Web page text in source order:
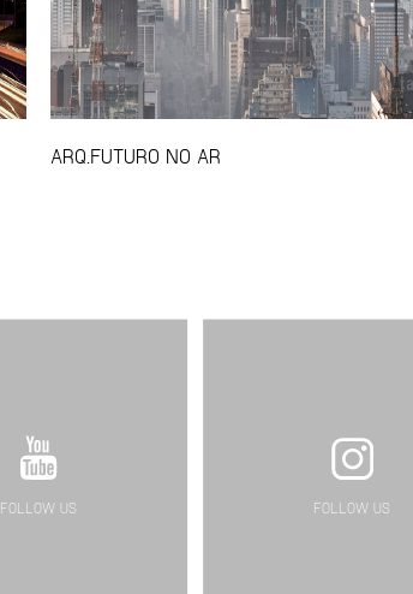
ARQ.FUTURO NO AR
FOLLOW US FOLLOW US